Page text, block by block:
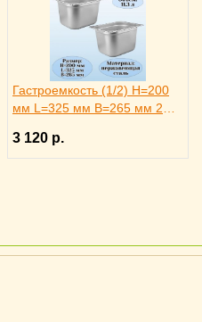
Гастроемкость (1/2) H=200
мм L=325 мм B=265 мм 2
3 120 р.